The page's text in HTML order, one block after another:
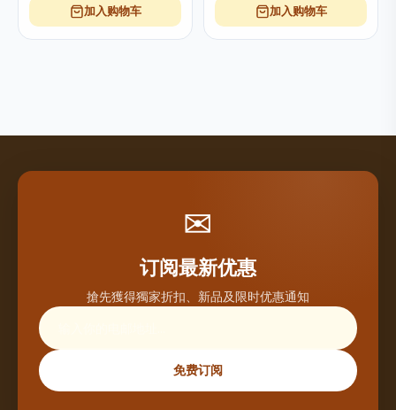
加入购物车 加入购物车
✉
订阅最新优惠
搶先獲得獨家折扣、新品及限时优惠通知
免费订阅